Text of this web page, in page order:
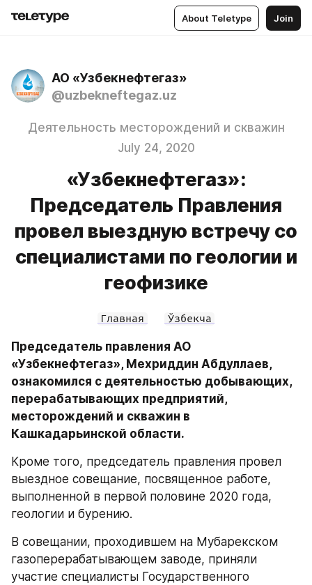
About Teletype Join
АО «Узбекнефтегаз»
@uzbekneftegaz.uz
Деятельность месторождений и скважин
July 24, 2020
«Узбекнефтегаз»:
Председатель Правления
провел выездную встречу со
специалистами по геологии и
геофизике
Главная Ўзбекча
Председатель правления АО
«Узбекнефтегаз», Мехриддин Абдуллаев,
ознакомился с деятельностью добывающих,
перерабатывающих предприятий,
месторождений и скважин в
Кашкадарьинской области.
Кроме того, председатель правления провел
выездное совещание, посвященное работе,
выполненной в первой половине 2020 года,
геологии и бурению.
В совещании, проходившем на Мубарекском
газоперерабатывающем заводе, приняли
участие специалисты Государственного